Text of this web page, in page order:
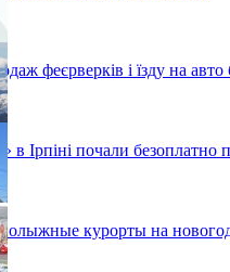
феєрверків і їзду на
в Ірпіні почали безоплатно
курорты на